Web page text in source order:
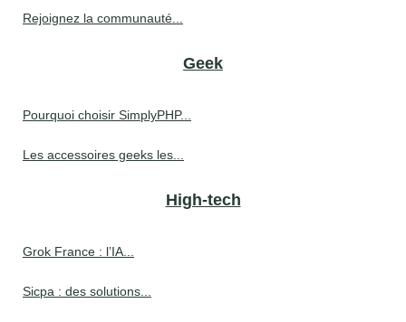
Rejoignez la communauté...
Geek
Pourquoi choisir SimplyPHP...
Les accessoires geeks les...
High-tech
Grok France : l’IA...
Sicpa : des solutions...